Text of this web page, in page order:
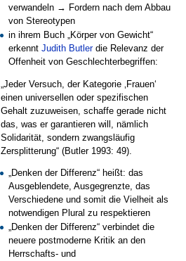
verwandeln → Fordern nach dem Abbau
von Stereotypen
in ihrem Buch „Körper von Gewicht“
erkenntJudith Butlerdie Relevanz der
Offenheit von Geschlechterbegriffen:
„Jeder Versuch, der Kategorie ‚Frauen‘
einen universellen oder spezifischen
Gehalt zuzuweisen, schaffe gerade nicht
das, was er garantieren will, nämlich
Solidarität, sondern zwangsläufig
Zersplitterung“ (Butler 1993: 49).
„Denken der Differenz“ heißt: das
Ausgeblendete, Ausgegrenzte, das
Verschiedene und somit die Vielheit als
notwendigen Plural zu respektieren
„Denken der Differenz“ verbindet die
neuere postmoderne Kritik an den
Herrschafts- und